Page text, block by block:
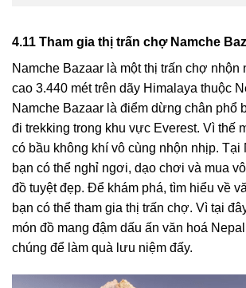
4.11 Tham gia thị trấn chợ Namche
Namche Bazaar là một thị trấn chợ nhộn
cao 3.440 mét trên dãy Himalaya thuộc
Namche Bazaar là điểm dừng chân phổ
đi trekking trong khu vực Everest. Vì thế
có bầu không khí vô cùng nhộn nhịp. Tại
bạn có thể nghỉ ngơi, dạo chơi và mua
đồ tuyệt đẹp. Để khám phá, tìm hiểu về
bạn có thể tham gia thị trấn chợ. Vì tại
món đồ mang đậm dấu ấn văn hoá
chúng để làm quà lưu niệm đấy.